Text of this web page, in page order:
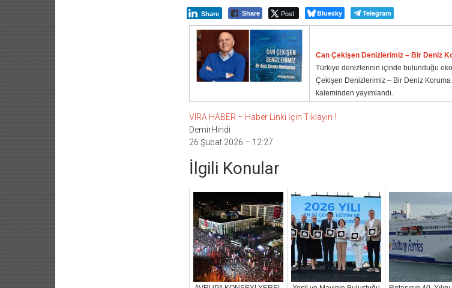
Share Share Post Bluesky Telegram
Can Çekişen Denizlerimiz – Bir Deniz
Türkiye denizlerinin içinde bulunduğu
Çekişen Denizlerimiz – Bir Deniz Koruma
kaleminden yayımlandı.
VIRA HABER – Haber Linki İçin Tıklayın !
DemirHindi
26 Şubat 2026 – 12:27
İlgili Konular